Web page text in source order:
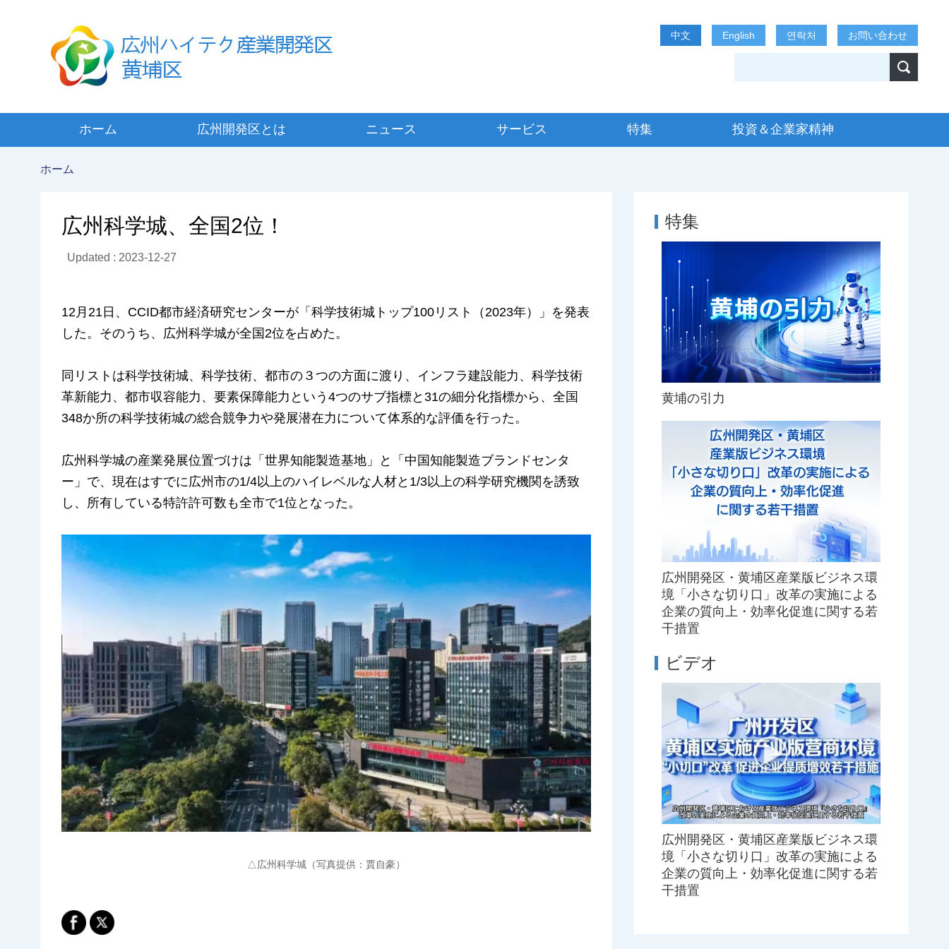
中文 English 연락처 お問い合わせ
ホーム 広州開発区とは ニュース サービス 特集 投資＆企業家精神
ホーム
広州科学城、全国2位！
Updated : 2023-12-27
12月21日、CCID都市経済研究センターが「科学技術城トップ100リスト（2023年）」を発表
した。そのうち、広州科学城が全国2位を占めた。
同リストは科学技術城、科学技術、都市の３つの方面に渡り、インフラ建設能力、科学技術
革新能力、都市収容能力、要素保障能力という4つのサブ指標と31の細分化指標から、全国
348か所の科学技術城の総合競争力や発展潜在力について体系的な評価を行った。
広州科学城の産業発展位置づけは「世界知能製造基地」と「中国知能製造ブランドセンタ
ー」で、現在はすでに広州市の1/4以上のハイレベルな人材と1/3以上の科学研究機関を誘致
し、所有している特許許可数も全市で1位となった。
△広州科学城（写真提供：賈自豪）
特集
黄埔の引力
広州開発区・黄埔区産業版ビジネス環
境「小さな切り口」改革の実施による
企業の質向上・効率化促進に関する若
干措置
ビデオ
広州開発区・黄埔区産業版ビジネス環
境「小さな切り口」改革の実施による
企業の質向上・効率化促進に関する若
干措置